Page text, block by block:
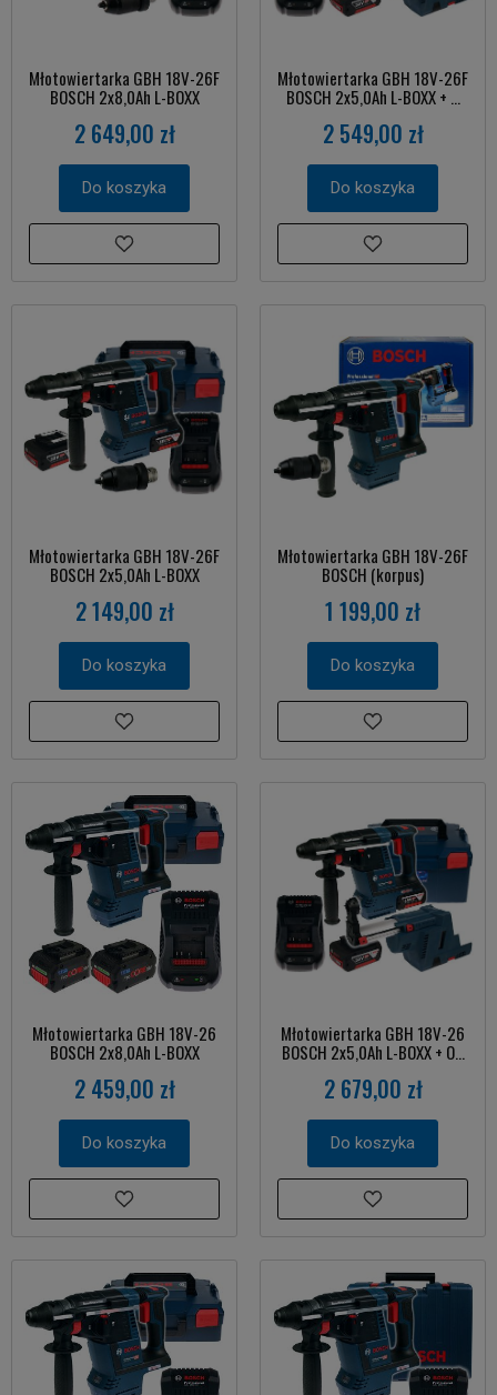
Młotowiertarka GBH 18V-26F
BOSCH 2x8,0Ah L-BOXX
2 649,00 zł
Do koszyka
Młotowiertarka GBH 18V-26F
BOSCH 2x5,0Ah L-BOXX + ...
2 549,00 zł
Do koszyka
Młotowiertarka GBH 18V-26F
BOSCH 2x5,0Ah L-BOXX
2 149,00 zł
Do koszyka
Młotowiertarka GBH 18V-26F
BOSCH (korpus)
1 199,00 zł
Do koszyka
Młotowiertarka GBH 18V-26
BOSCH 2x8,0Ah L-BOXX
2 459,00 zł
Do koszyka
Młotowiertarka GBH 18V-26
BOSCH 2x5,0Ah L-BOXX + O...
2 679,00 zł
Do koszyka